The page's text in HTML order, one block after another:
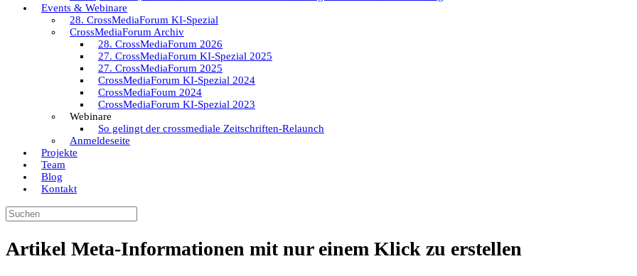
Events & Webinare
28. CrossMediaForum KI-Spezial
CrossMediaForum Archiv
28. CrossMediaForum 2026
27. CrossMediaForum KI-Spezial 2025
27. CrossMediaForum 2025
CrossMediaForum KI-Spezial 2024
CrossMediaFoum 2024
CrossMediaForum KI-Spezial 2023
Webinare
So gelingt der crossmediale Zeitschriften-Relaunch
Anmeldeseite
Projekte
Team
Blog
Kontakt
Suchen
nach:
Artikel Meta-Informationen mit nur einem Klick zu erstellen